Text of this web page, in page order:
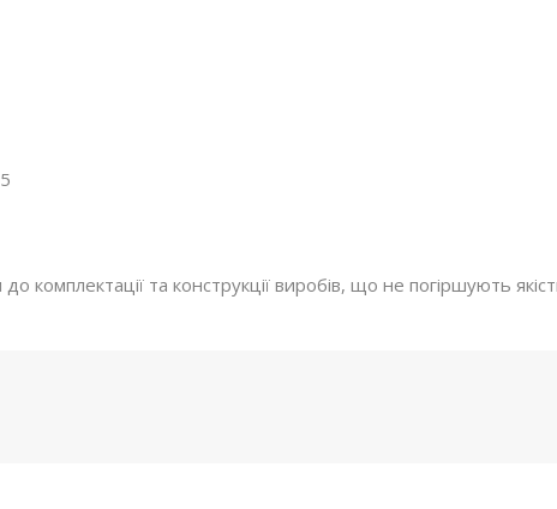
комплектації та конструкції виробів, що не погіршують